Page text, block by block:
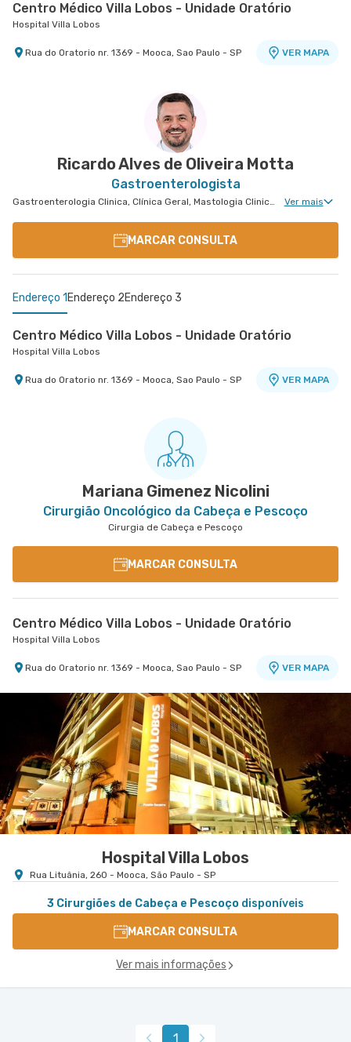
Centro Médico Villa Lobos - Unidade Oratório
Hospital Villa Lobos
Rua do Oratorio nr. 1369 - Mooca, Sao Paulo - SP VER MAPA
Rua Dona Veridiana nr. 311 - Vila Buarque, Sao
Ricardo Alves de Oliveira Motta
Gastroenterologista
Gastroenterologia Clinica, Clínica Geral, Mastologia Clinica, Cirurgia Geral, Cirurgia do Aparelho Digestivo, Cirurgia de Mama, Cirurgia Oncológica Ginecológica, Cirurgia Oncológica de Cabeça e Pescoço, Cirurgia Oncológica, Cirurgia de Cabeça e Pescoço, Cirurgia Oncológica do Aparelho Digestivo Ver mais
MARCAR CONSULTA
Endereço 1 Endereço 2Endereço 3
Centro Médico Villa Lobos - Unidade Oratório
Hospital Villa Lobos
Rua do Oratorio nr. 1369 - Mooca, Sao Paulo - SP VER MAPA
Hospital Central do Tatuapé (Aviccena)
Avenida Alvaro Ramos nr. 896 6º Andar - Quarta
Avenida Marcos Penteado de Ulhoa Rodrigues nr.
939 Edificio Jatobá - Torre Ii 1° Andar - Tambore,
Mariana Gimenez Nicolini
Cirurgião Oncológico da Cabeça e Pescoço
Cirurgia de Cabeça e Pescoço
MARCAR CONSULTA
Centro Médico Villa Lobos - Unidade Oratório
Hospital Villa Lobos
Rua do Oratorio nr. 1369 - Mooca, Sao Paulo - SP VER MAPA
Hospital Villa Lobos
Rua Lituânia, 260 - Mooca, São Paulo - SP
3 Cirurgiões de Cabeça e Pescoço disponíveis
MARCAR CONSULTA
Ver mais informações
1